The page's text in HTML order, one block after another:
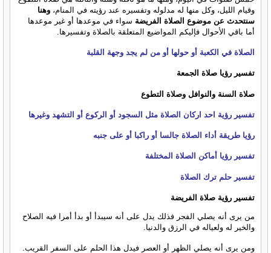
وقيام الليل، وكل منها له مدلوله وتفسيره عند رؤيته في المنام،وهنا
سنتحدث عن موضوع الصلاة الفريضة سواء في موعدها أو غير موعدها
أما باقي الأحوال فإليكم المواضيع المتعلقة بالصلاة وتفسيرها.
الصلاة في الكعبة أو حولها أو من لم يجد وجهة القلبة
تفسير رؤيا صلاة الجمعة
صلاة السنة والنوافل وصلاة التطوع
تفسير رؤية احد اركان الصلاة مثل السجود أو الركوع أو التشهد وغيرها
رؤيا طريقة أداء الصلاة جالسا أو راكبا أو على جنبه
تفسير رؤيا أماكن الصلاة المختلفة
تفسير حلم ترك الصلاة
تفسير رؤية صلاة الفريضة
من يرى أنه يصلي الفجر فذلك يدل على أنه سيبدأ أو بدأ أمرا فيه الصلاح
والخير له ولعياله في الرزق والدنيا.
ومن يرى أنه يصلي الظهر أو العصر فيدل هذا الحلم على السفر القريب.